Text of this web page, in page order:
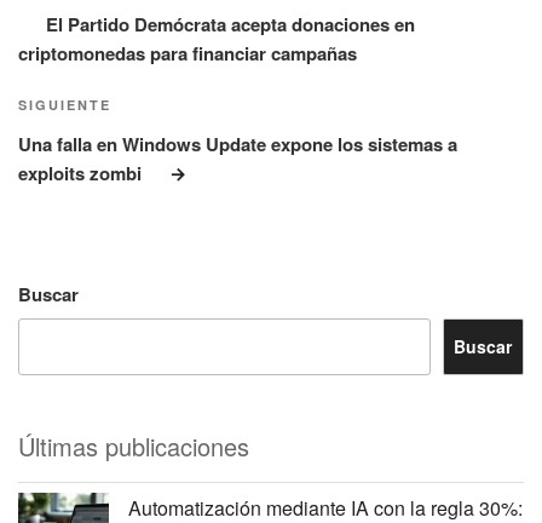
entradas
El Partido Demócrata acepta donaciones en
criptomonedas para financiar campañas
Siguiente
entrada
SIGUIENTE
Una falla en Windows Update expone los sistemas a
exploits zombi
Buscar
Buscar
Últimas publicaciones
Automatización mediante IA con la regla 30%: